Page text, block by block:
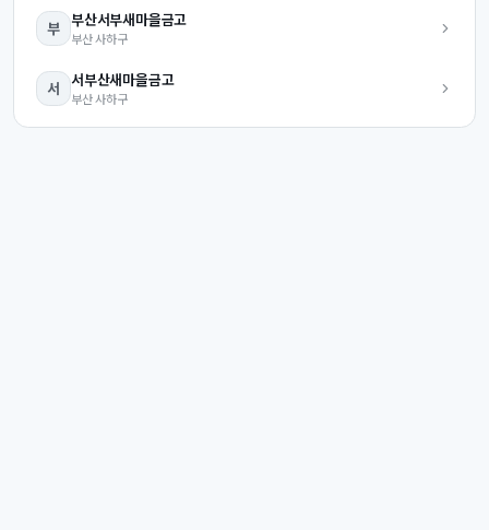
부 부산서부새마을금고
부산사하구
서 서부산새마을금고
부산사하구